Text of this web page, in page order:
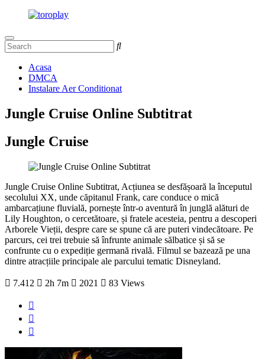
Acasa
DMCA
Instalare Aer Conditionat
Jungle Cruise Online Subtitrat
Jungle Cruise
Jungle Cruise Online Subtitrat, Acțiunea se desfășoară la începutul
secolului XX, unde căpitanul Frank, care conduce o mică
ambarcațiune fluvială, pornește într-o aventură în junglă alături de
Lily Houghton, o cercetătoare, și fratele acesteia, pentru a descoperi
Arborele Vieții, despre care se spune că are puteri vindecătoare. Pe
parcurs, cei trei trebuie să înfrunte animale sălbatice și să se
confrunte cu o expediție germană rivală. Filmul se bazează pe una
dintre atracțiile principale ale parcului tematic Disneyland.
7.412 2h 7m 2021 83 Views